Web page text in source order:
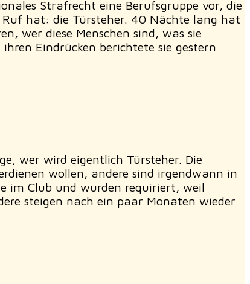
Strafrecht eine Berufsgruppe vor, die
hat: die Türsteher. 40 Nächte lang hat
wer diese Menschen sind, was sie
Eindrücken berichtete sie gestern
wer wird eigentlich Türsteher. Die
wollen, andere sind irgendwann in
im Club und wurden requiriert, weil
steigen nach ein paar Monaten wieder